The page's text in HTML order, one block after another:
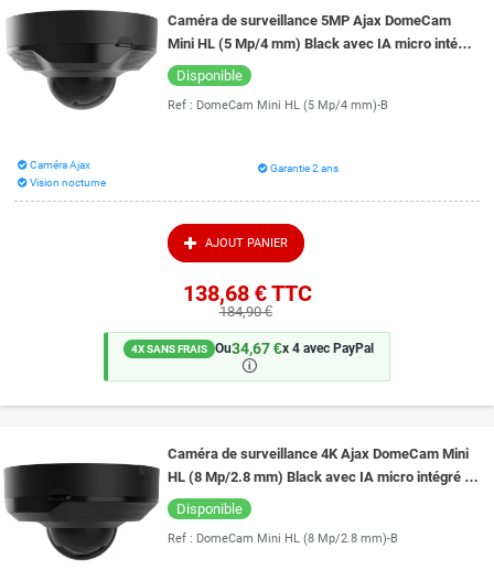
Caméra de surveillance 5MP Ajax DomeCam
Mini HL (5 Mp/4 mm) Black avec IA micro intégré
et vision de nuit couleur 15 mètres
Disponible
Ref : DomeCam Mini HL (5 Mp/4 mm)-B
Caméra Ajax
Vision nocturne
Garantie 2 ans
AJOUT PANIER
138,68 €TTC
184,90 €
4X SANS FRAIS Ou34,67 €x 4 avec PayPal
🛈
Caméra de surveillance 4K Ajax DomeCam Mini
HL (8 Mp/2.8 mm) Black avec IA micro intégré et
vision de nuit couleur 15 mètres
Disponible
Ref : DomeCam Mini HL (8 Mp/2.8 mm)-B